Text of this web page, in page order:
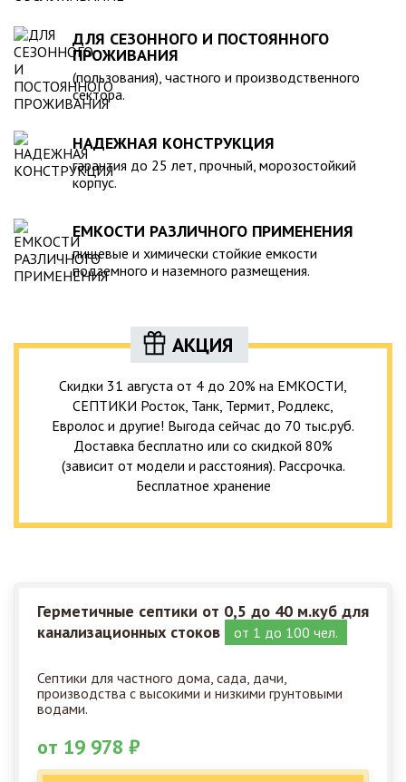
ДЛЯ СЕЗОННОГО И ПОСТОЯННОГО
ПРОЖИВАНИЯ
(пользования), частного и производственного
сектора.
НАДЕЖНАЯ КОНСТРУКЦИЯ
гарантия до 25 лет, прочный, морозостойкий
корпус.
ЕМКОСТИ РАЗЛИЧНОГО ПРИМЕНЕНИЯ
пищевые и химически стойкие емкости
подземного и наземного размещения.
АКЦИЯ
Скидки 31 августа от 4 до 20% на ЕМКОСТИ,
СЕПТИКИ Росток, Танк, Термит, Родлекс,
Евролос и другие! Выгода сейчас до 70 тыс.руб.
Доставка бесплатно или со скидкой 80%
(зависит от модели и расстояния). Рассрочка.
Бесплатное хранение
Герметичные септики от 0,5 до 40 м.куб для
канализационных стоков
от 1 до 100 чел.
Септики для частного дома, сада, дачи,
производства с высокими и низкими грунтовыми
водами.
от 19 978 ₽